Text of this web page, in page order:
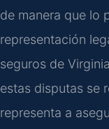
de manera que lo
representación
seguros de
estas disputas se
representa a